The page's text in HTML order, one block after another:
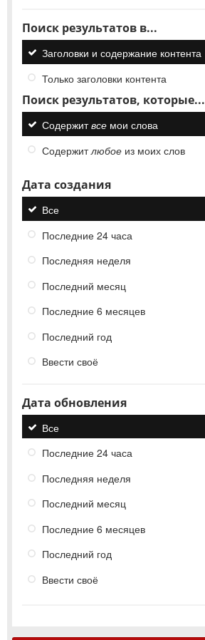
Поиск результатов в...
Заголовки и содержание контента
Только заголовки контента
Поиск результатов, которые...
Содержитвсе мои слова
Содержитлюбое из моих слов
Дата создания
Все
Последние 24 часа
Последняя неделя
Последний месяц
Последние 6 месяцев
Последний год
Ввести своё
Дата обновления
Все
Последние 24 часа
Последняя неделя
Последний месяц
Последние 6 месяцев
Последний год
Ввести своё